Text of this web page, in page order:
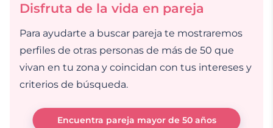
Disfruta de la vida en pareja
Para ayudarte a buscar pareja te mostraremos
perfiles de otras personas de más de 50 que
vivan en tu zona y coincidan con tus intereses y
criterios de búsqueda.
Encuentra pareja mayor de 50 años